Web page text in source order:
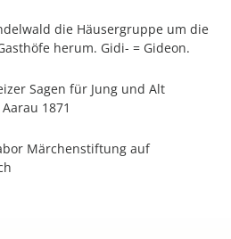
die Häusergruppe um die
herum. Gidi- = Gideon.
Sagen für Jung und Alt
1871
Märchenstiftung auf